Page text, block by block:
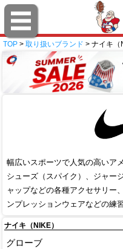
TOP > 取り扱いブランド > ナイキ（
幅広いスポーツで人気の高いア
シューズ（スパイク）、ジャー
ャップなどの各種アクセサリー
ンプレッションウェアなどの練
ナイキ（NIKE）
グローブ